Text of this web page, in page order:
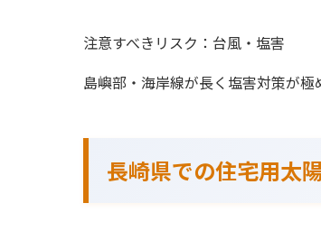
注意すべきリスク：台風・塩害
島嶼部・海岸線が長く塩害対策が極
長崎県での住宅用太